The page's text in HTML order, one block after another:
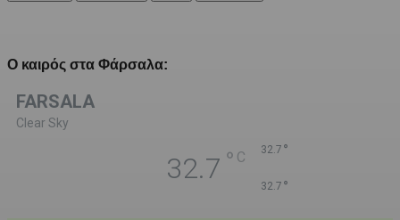
Ο καιρός στα Φάρσαλα:
FARSALA
Clear Sky
32.7 ° C 32.7 °
32.7 °